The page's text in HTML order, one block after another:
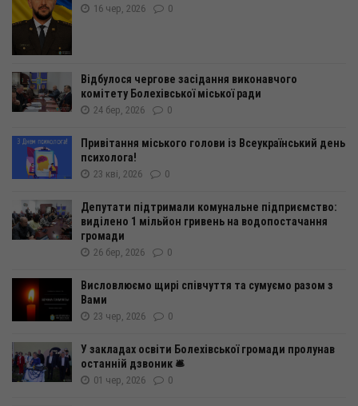
16 чер, 2026 0
Відбулося чергове засідання виконавчого
комітету Болехівської міської ради
24 бер, 2026 0
Привітання міського голови із Всеукраїнський день
психолога!
23 кві, 2026 0
Депутати підтримали комунальне підприємство:
виділено 1 мільйон гривень на водопостачання
громади
26 бер, 2026 0
Висловлюємо щирі співчуття та сумуємо разом з
Вами
23 чер, 2026 0
У закладах освіти Болехівської громади пролунав
останній дзвоник 🛎️
01 чер, 2026 0